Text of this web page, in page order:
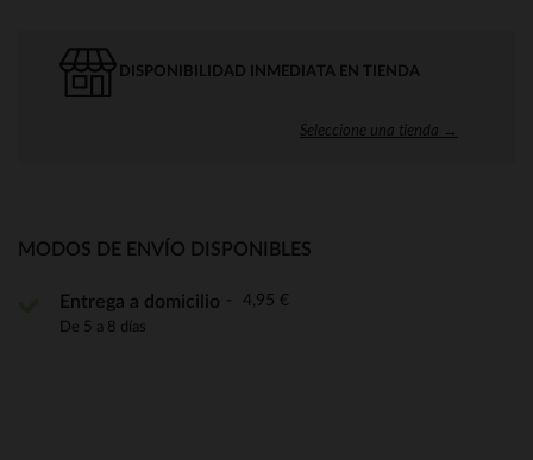
DISPONIBILIDAD INMEDIATA EN TIENDA
Seleccione una tienda →
MODOS DE ENVÍO DISPONIBLES
Entrega a domicilio 4,95 €
De 5 a 8 días